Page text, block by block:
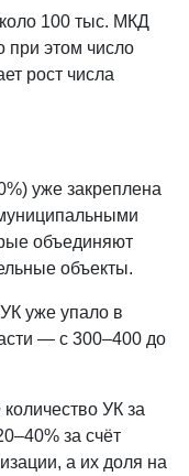
100 тыс. МКД
при этом число
рост числа
уже закреплена
объединяют
объекты.
уже упало в
— с 300–400 до
УК за
за счёт
а их доля на